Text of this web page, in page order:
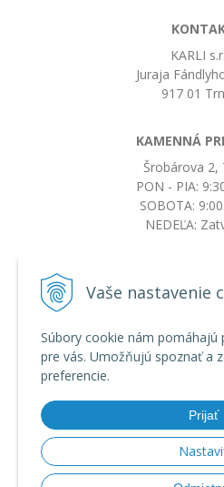
Vaše nastavenie
Súbory cookie nám pomáhajú
pre vás. Umožňujú spoznať a
preferencie.
Prijať
KARLI
Juraja
917 01
KAMENNÁ
Šrobárova 2,
PON - PIA:
SOBOTA:
NEDEĽA:
VŠETKO O
Ochrana
Možnosti
Výmena, vrátenie